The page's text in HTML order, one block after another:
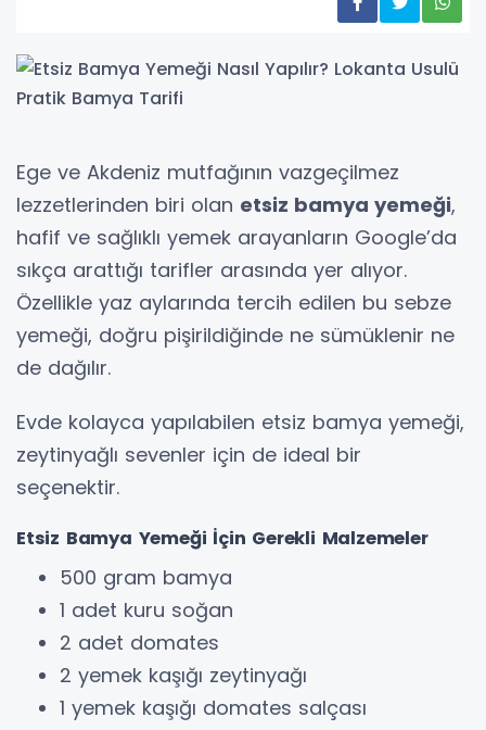
Ege ve Akdeniz mutfağının vazgeçilmez
lezzetlerinden biri olan etsiz bamya yemeği,
hafif ve sağlıklı yemek arayanların Google’da
sıkça arattığı tarifler arasında yer alıyor.
Özellikle yaz aylarında tercih edilen bu sebze
yemeği, doğru pişirildiğinde ne sümüklenir ne
de dağılır.
Evde kolayca yapılabilen etsiz bamya yemeği,
zeytinyağlı sevenler için de ideal bir
seçenektir.
Etsiz Bamya Yemeği İçin Gerekli Malzemeler
500 gram bamya
1 adet kuru soğan
2 adet domates
2 yemek kaşığı zeytinyağı
1 yemek kaşığı domates salçası